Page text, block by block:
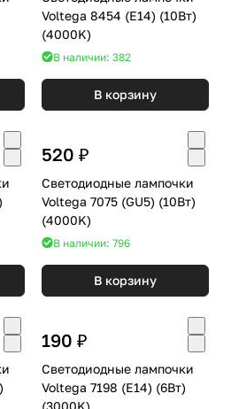
Voltega 8454 (E14) (10Вт)
(4000K)
В наличии: 382
В корзину
520 ₽
Светодиодные лампочки
Voltega 7075 (GU5) (10Вт)
(4000K)
В наличии: 796
В корзину
190 ₽
Светодиодные лампочки
Voltega 7198 (E14) (6Вт)
(3000K)